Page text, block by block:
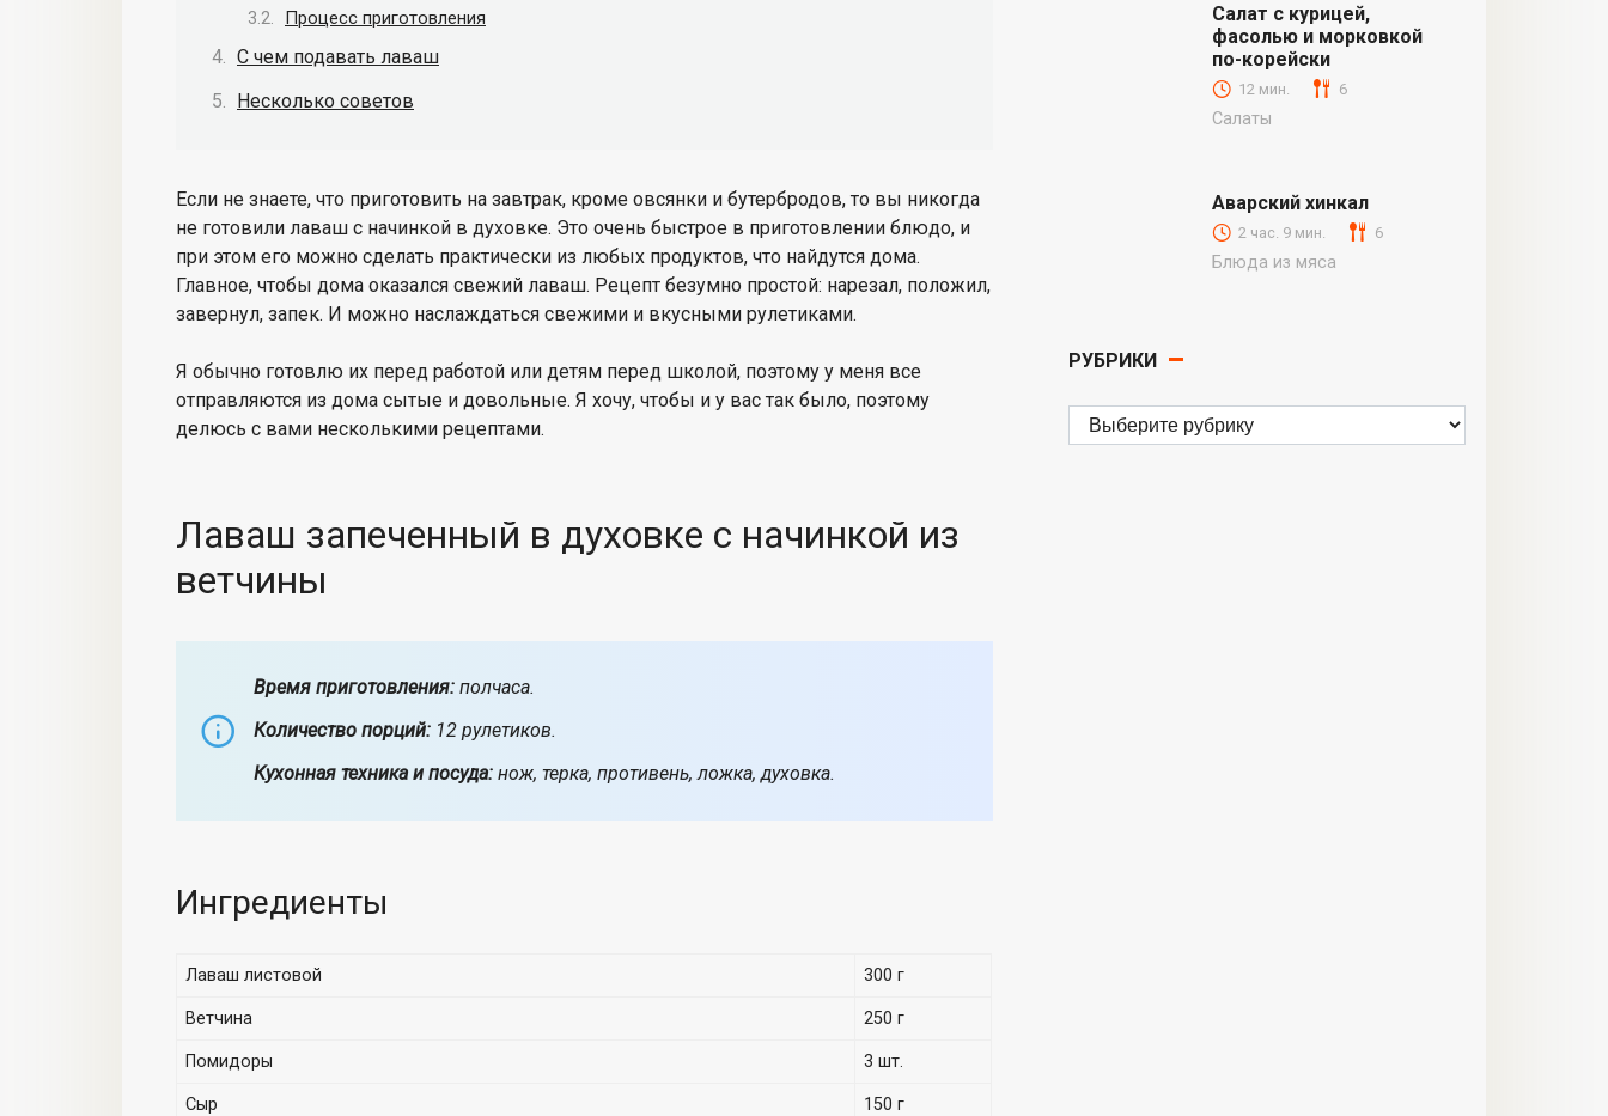
Процесс приготовления
С чем подавать лаваш
Несколько советов
Если не знаете, что приготовить на завтрак, кроме овсянки и бутербродов, то вы никогда
не готовили лаваш с начинкой в духовке. Это очень быстрое в приготовлении блюдо, и
при этом его можно сделать практически из любых продуктов, что найдутся дома.
Главное, чтобы дома оказался свежий лаваш. Рецепт безумно простой: нарезал, положил,
завернул, запек. И можно наслаждаться свежими и вкусными рулетиками.
Я обычно готовлю их перед работой или детям перед школой, поэтому у меня все
отправляются из дома сытые и довольные. Я хочу, чтобы и у вас так было, поэтому
делюсь с вами несколькими рецептами.
Лаваш запеченный в духовке с начинкой из
ветчины
Время приготовления: полчаса.
Количество порций: 12 рулетиков.
Кухонная техника и посуда: нож, терка, противень, ложка, духовка.
Ингредиенты
Лаваш листовой 300 г
Ветчина 250 г
Помидоры 3 шт.
Сыр 150 г
Салат с курицей,
фасолью и морковкой
по-корейски
12 мин. 6
Салаты
Аварский хинкал
2 час. 9 мин. 6
Блюда из мяса
РУБРИКИ
Рубрики